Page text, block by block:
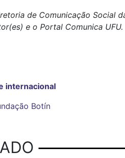
de Comunicação Social
e o Portal Comunica UFU.
internacional
Botín